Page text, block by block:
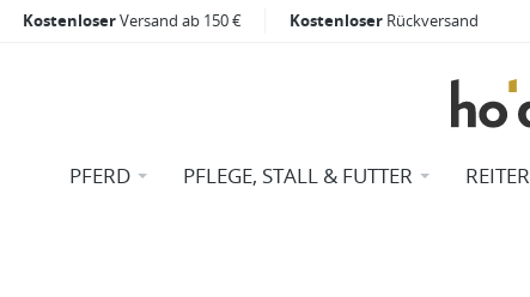
KostenloserVersand ab 150 € Kostenloser Rückversand
PFERD PFLEGE, STALL & FUTTER REITER